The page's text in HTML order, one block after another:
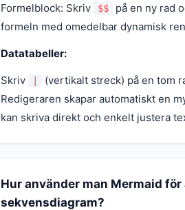
Formelblock: Skriv $$
på en ny rad
formeln med omedelbar dynamisk
Datatabeller:
Skriv (vertikalt streck) på en tom
Redigeraren skapar automatiskt en
kan skriva direkt och enkelt justera
Hur använder man Mermaid
sekvensdiagram?